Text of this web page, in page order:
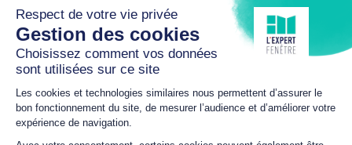
3 bis rue de la République
82400 VALENCE D’AGEN
05 63 94 41 20
aludiffusion.lexpertfenetre@gmail.com
HORAIRES